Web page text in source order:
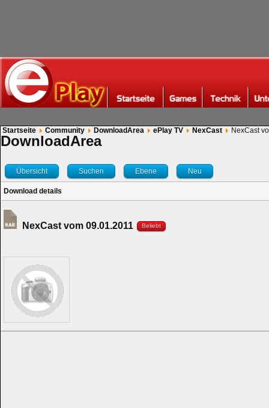
Startseite Community DownloadArea ePlay TV NexCast NexCast
DownloadArea
Übersicht Suchen Ebene Neu
Download details
NexCast vom 09.01.2011 Beliebt